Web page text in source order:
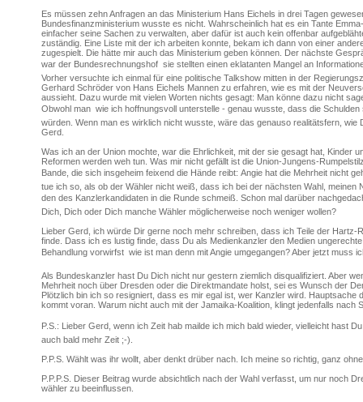
Es müssen zehn Anfragen an das Ministerium Hans Eichels in drei Tagen
Bundesfinanzministerium wusste es nicht. Wahrscheinlich hat es ein Tante
einfacher seine Sachen zu verwalten, aber dafür ist auch kein offenbar
zuständig. Eine Liste mit der ich arbeiten konnte, bekam ich dann von einer
zugespielt. Die hätte mir auch das Ministerium geben können. Der nächste
war der Bundesrechnungshof  sie stellten einen eklatanten Mangel an
Vorher versuchte ich einmal für eine politische Talkshow mitten in der
Gerhard Schröder von Hans Eichels Mannen zu erfahren, wie es mit der
aussieht. Dazu wurde mit vielen Worten nichts gesagt: Man könne dazu nicht
Obwohl man  wie ich hoffnungsvoll unterstelle - genau wusste, dass die Schulden
würden. Wenn man es wirklich nicht wusste, wäre das genauso realitätsfern, wie
Gerd.
Was ich an der Union mochte, war die Ehrlichkeit, mit der sie gesagt hat, Kinder
Reformen werden weh tun. Was mir nicht gefällt ist die Union-Jungens-
Bande, die sich insgeheim feixend die Hände reibt: Angie hat die Mehrheit nicht
tue ich so, als ob der Wähler nicht weiß, dass ich bei der nächsten Wahl, meinen
den des Kanzlerkandidaten in die Runde schmeiß. Schon mal darüber
Dich, Dich oder Dich manche Wähler möglicherweise noch weniger wollen?
Lieber Gerd, ich würde Dir gerne noch mehr schreiben, dass ich Teile der Hartz-
finde. Dass ich es lustig finde, dass Du als Medienkanzler den Medien ungerechte
Behandlung vorwirfst  wie ist man denn mit Angie umgegangen? Aber jetzt muss
Als Bundeskanzler hast Du Dich nicht nur gestern ziemlich disqualifiziert. Aber
Mehrheit noch über Dresden oder die Direktmandate holst, sei es Wunsch der
Plötzlich bin ich so resigniert, dass es mir egal ist, wer Kanzler wird. Hauptsache
kommt voran. Warum nicht auch mit der Jamaika-Koalition, klingt jedenfalls nach
P.S.: Lieber Gerd, wenn ich Zeit hab mailde ich mich bald wieder, vielleicht hast
auch bald mehr Zeit ;-).
P.P.S. Wählt was ihr wollt, aber denkt drüber nach. Ich meine so richtig, ganz
P.P.P.S. Dieser Beitrag wurde absichtlich nach der Wahl verfasst, um nur noch
wähler zu beeinflussen.